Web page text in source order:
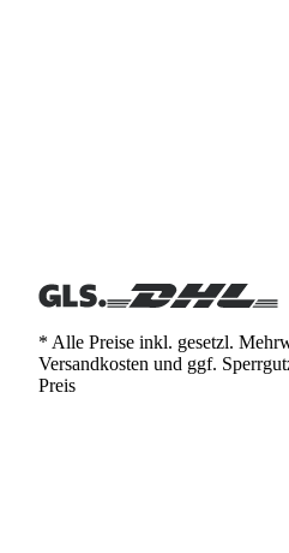
* Alle Preise inkl. gesetzl.
Versandkosten und ggf.
Preis